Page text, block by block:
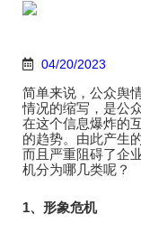
04/20/2023
简单来说，公众舆
情况的缩写，是公
在这个信息爆炸的
的趋势。由此产生
而且严重阻碍了企
机分为哪几类呢？
1、形象危机